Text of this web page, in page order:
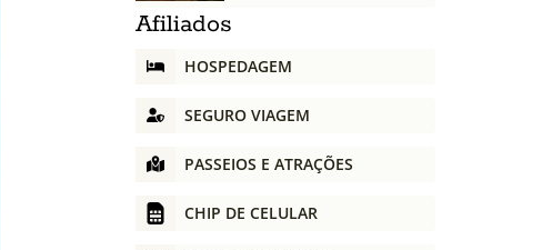
Afiliados
HOSPEDAGEM
SEGURO VIAGEM
PASSEIOS E ATRAÇÕES
CHIP DE CELULAR